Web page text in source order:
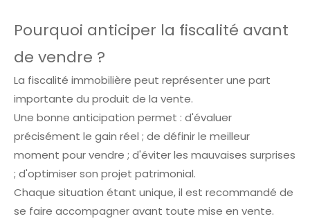
Pourquoi anticiper la fiscalité avant
de vendre ?
La fiscalité immobilière peut représenter une part
importante du produit de la vente.
Une bonne anticipation permet : d'évaluer
précisément le gain réel ; de définir le meilleur
moment pour vendre ; d'éviter les mauvaises surprises
; d'optimiser son projet patrimonial.
Chaque situation étant unique, il est recommandé de
se faire accompagner avant toute mise en vente.